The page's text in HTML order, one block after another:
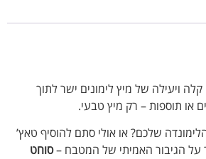
של מיץ לימונים ישר לתוך
תוספות – רק מיץ טבעי.
שלכם? או אולי סתם להוסיף טאץ’
האמיתי של המטבח –סוחט